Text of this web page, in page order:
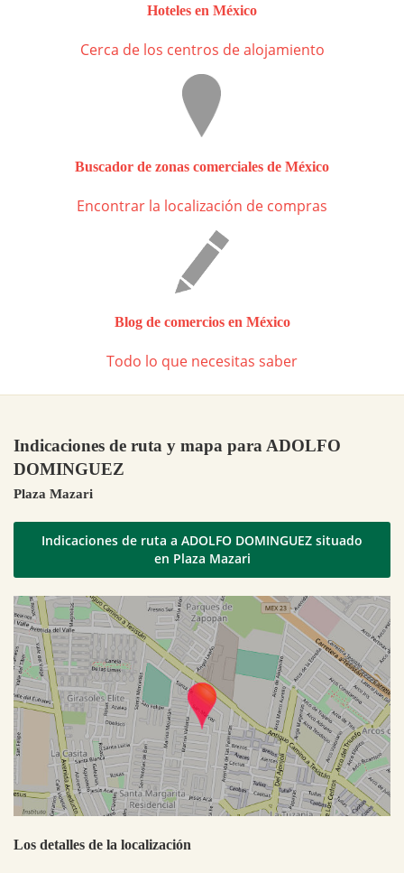
Hoteles en México
Cerca de los centros de alojamiento
Buscador de zonas comerciales de México
Encontrar la localización de compras
Blog de comercios en México
Todo lo que necesitas saber
Indicaciones de ruta y mapa para ADOLFO
DOMINGUEZ
Plaza Mazari
Indicaciones de ruta a ADOLFO DOMINGUEZ situado
en Plaza Mazari
Los detalles de la localización